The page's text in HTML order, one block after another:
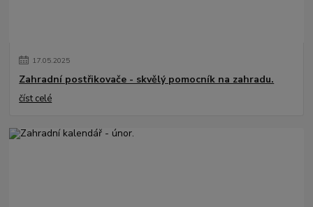
17.05.2025
Zahradní postřikovače - skvělý pomocník na zahradu.
číst celé